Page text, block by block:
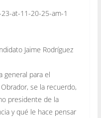
Jaime Rodríguez
general para el
se la recuerdo,
presidente de la
y qué le hace pensar